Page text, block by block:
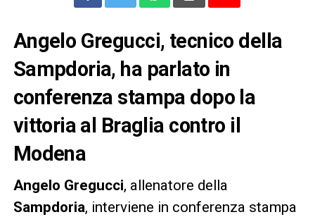
Angelo Gregucci, tecnico della
Sampdoria, ha parlato in
conferenza stampa dopo la
vittoria al Braglia contro il
Modena
Angelo Gregucci, allenatore della
Sampdoria, interviene in conferenza stampa